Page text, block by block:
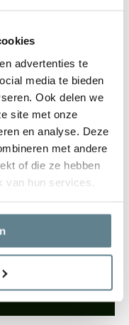
advertenties te
media te bieden
Ook delen we
site met onze
en analyse. Deze
met andere
of die ze hebben
van hun services.
zelf, maar ook
je zeker dat je een
contact op met ons